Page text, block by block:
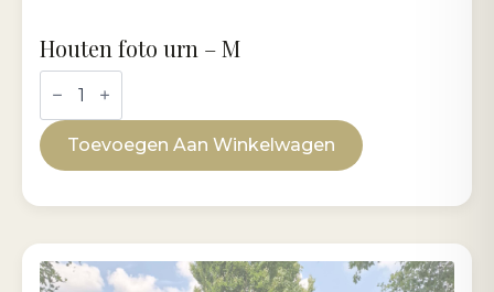
Houten
foto
-
M
aantal
Toevoegen Aan Winkelwagen
Houten foto urn – M